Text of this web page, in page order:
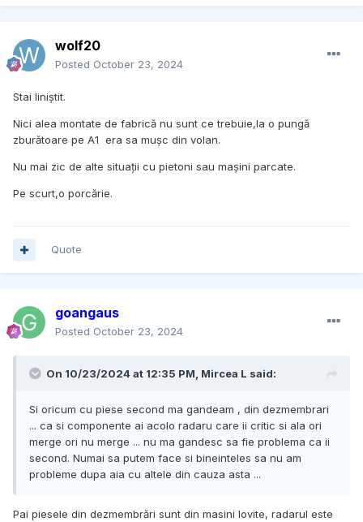
wolf20
Posted October 23, 2024
Stai liniștit.
Nici alea montate de fabrică nu sunt ce trebuie,la o pungă
zburătoare pe A1 era sa mușc din volan.
Nu mai zic de alte situații cu pietoni sau mașini parcate.
Pe scurt,o porcărie.
Quote
goangaus
Posted October 23, 2024
On 10/23/2024 at 12:35 PM, Mircea L said:
Si oricum cu piese second ma gandeam , din dezmembrari
... ca si componente ai acolo radaru care ii critic si ala ori
merge ori nu merge ... nu ma gandesc sa fie problema ca ii
second. Numai sa putem face si bineinteles sa nu am
probleme dupa aia cu altele din cauza asta ...
Pai piesele din dezmembrări sunt din masini lovite, radarul este